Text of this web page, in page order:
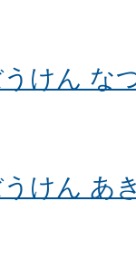
けん な
けん あ